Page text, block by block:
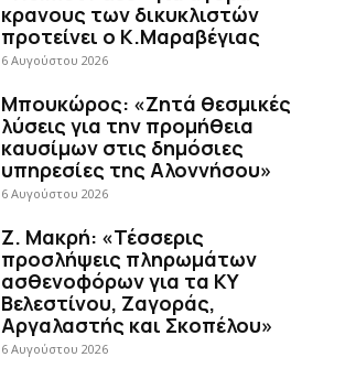
κρανους των δικυκλιστών
προτείνει ο Κ.Μαραβέγιας
6 Αυγούστου 2026
Μπουκώρος: «Ζητά θεσμικές
λύσεις για την προμήθεια
καυσίμων στις δημόσιες
υπηρεσίες της Αλοννήσου»
6 Αυγούστου 2026
Ζ. Μακρή: «Τέσσερις
προσλήψεις πληρωμάτων
ασθενοφόρων για τα ΚΥ
Βελεστίνου, Ζαγοράς,
Αργαλαστής και Σκοπέλου»
6 Αυγούστου 2026